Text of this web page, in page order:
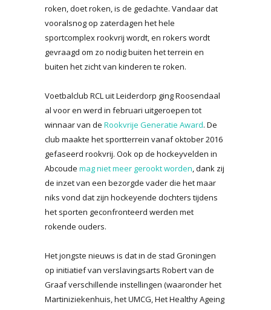
roken, doet roken, is de gedachte. Vandaar dat
vooralsnog op zaterdagen het hele
sportcomplex rookvrij wordt, en rokers wordt
gevraagd om zo nodig buiten het terrein en
buiten het zicht van kinderen te roken.
Voetbalclub RCL uit Leiderdorp ging Roosendaal
al voor en werd in februari uitgeroepen tot
winnaar van de Rookvrije Generatie Award. De
club maakte het sportterrein vanaf oktober 2016
gefaseerd rookvrij. Ook op de hockeyvelden in
Abcoude mag niet meer gerookt worden, dank zij
de inzet van een bezorgde vader die het maar
niks vond dat zijn hockeyende dochters tijdens
het sporten geconfronteerd werden met
rokende ouders.
Het jongste nieuws is dat in de stad Groningen
op initiatief van verslavingsarts Robert van de
Graaf verschillende instellingen (waaronder het
Martiniziekenhuis, het UMCG, Het Healthy Ageing